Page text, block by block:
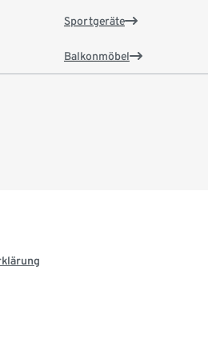
Sportgeräte
Balkonmöbel